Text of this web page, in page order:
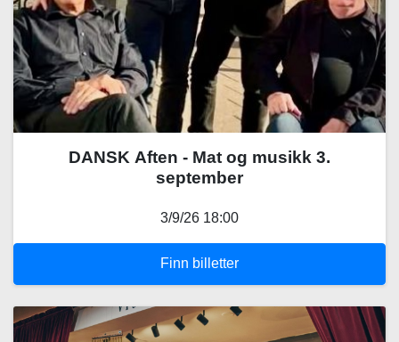
DANSK Aften - Mat og musikk 3.
september
3/9/26 18:00
Finn billetter